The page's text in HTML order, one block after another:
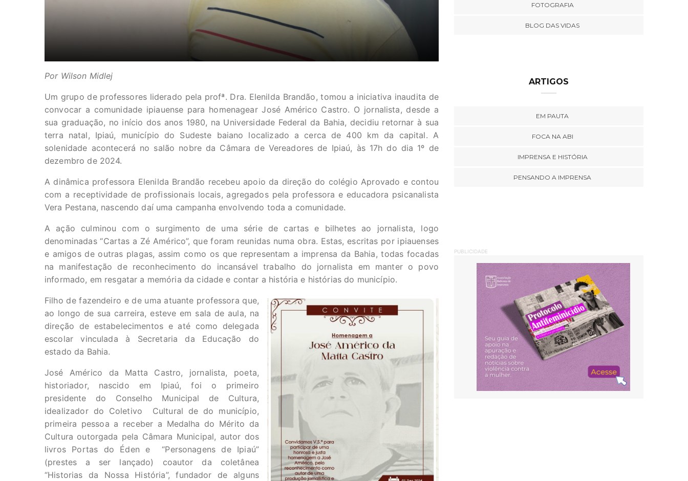
Por Wilson Midlej
Um grupo de professores liderado pela profª. Dra. Elenilda Brandão, tomou a iniciativa inaudita de
convocar a comunidade ipiauense para homenagear José Américo Castro. O jornalista, desde a
sua graduação, no início dos anos 1980, na Universidade Federal da Bahia, decidiu retornar à sua
terra natal, Ipiaú, município do Sudeste baiano localizado a cerca de 400 km da capital. A
solenidade acontecerá no salão nobre da Câmara de Vereadores de Ipiaú, às 17h do dia 1º de
dezembro de 2024.
A dinâmica professora Elenilda Brandão recebeu apoio da direção do colégio Aprovado e contou
com a receptividade de profissionais locais, agregados pela professora e educadora psicanalista
Vera Pestana, nascendo daí uma campanha envolvendo toda a comunidade.
A ação culminou com o surgimento de uma série de cartas e bilhetes ao jornalista, logo
denominadas “Cartas a Zé Américo”, que foram reunidas numa obra. Estas, escritas por ipiauenses
e amigos de outras plagas, assim como os que representam a imprensa da Bahia, todas focadas
na manifestação de reconhecimento do incansável trabalho do jornalista em manter o povo
informado, em resgatar a memória da cidade e contar a história e histórias do município.
Filho de fazendeiro e de uma atuante professora que,
ao longo de sua carreira, esteve em sala de aula, na
direção de estabelecimentos e até como delegada
escolar vinculada à Secretaria da Educação do
estado da Bahia.
José Américo da Matta Castro, jornalista, poeta,
historiador, nascido em Ipiaú, foi o primeiro
presidente do Conselho Municipal de Cultura,
idealizador do Coletivo Cultural de do município,
primeira pessoa a receber a Medalha do Mérito da
Cultura outorgada pela Câmara Municipal, autor dos
livros Portas do Éden e “Personagens de Ipiaú”
(prestes a ser lançado) coautor da coletânea
“Historias da Nossa História”, fundador de alguns
FOTOGRAFIA
BLOG DAS VIDAS
ARTIGOS
EM PAUTA
FOCA NA ABI
IMPRENSA E HISTÓRIA
PENSANDO A IMPRENSA
PUBLICIDADE